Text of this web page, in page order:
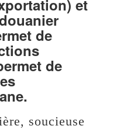
et
de
de
soucieuse